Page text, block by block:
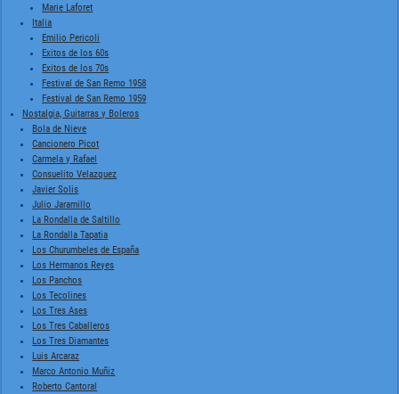
Marie Laforet
Italia
Emilio Pericoli
Exitos de los 60s
Exitos de los 70s
Festival de San Remo 1958
Festival de San Remo 1959
Nostalgia, Guitarras y Boleros
Bola de Nieve
Cancionero Picot
Carmela y Rafael
Consuelito Velazquez
Javier Solis
Julio Jaramillo
La Rondalla de Saltillo
La Rondalla Tapatia
Los Churumbeles de España
Los Hermanos Reyes
Los Panchos
Los Tecolines
Los Tres Ases
Los Tres Caballeros
Los Tres Diamantes
Luis Arcaraz
Marco Antonio Muñiz
Roberto Cantoral